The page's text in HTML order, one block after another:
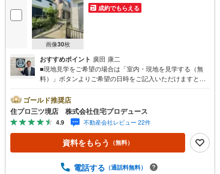
画像30枚
成約でもらえる
おすすめポイント 廣田 康二
■現地見学をご希望の場合は「室内・現地を見学する（無
料）」ボタンよりご希望の日時をご記入いただけますとス
座間市エリアに強い！ 住プロは、大和市・綾瀬市・座間市
エリアの不動産売買専門会社です！最新物件情報や当社限
定で販売する物件情報も多数ございますので、お気軽にお
問合せ下さい！ -------------- 弊社独自の住宅ローン提案シス
テム 弊社ではファイナンシャル専門スタッフによる【丁寧
な資金アドバイス】【ファイナンシャルプラン提案書の作
【定年時の住宅ローン残高】【住宅購入者だけが加入でき
ゴールド推奨店
住プロ三ツ境店 株式会社住宅プロデュース
4.9 不動産会社レビュー 22件
資料をもらう （無料）
電話する （通話料無料）